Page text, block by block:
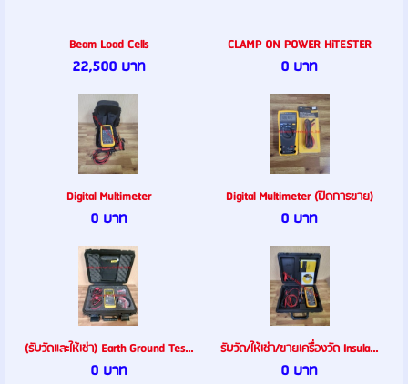
Beam Load Cells
22,500 บาท
CLAMP ON POWER HiTESTER
0 บาท
Digital Multimeter
0 บาท
Digital Multimeter (ปิดการขาย)
0 บาท
(รับวัดและให้เช่า) Earth Ground Tes...
0 บาท
รับวัด/ให้เช่า/ขายเครื่องวัด Insula...
0 บาท